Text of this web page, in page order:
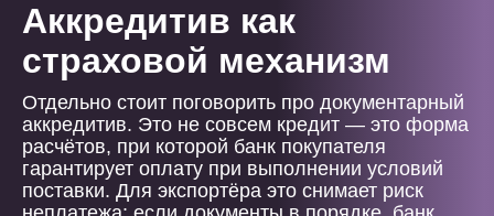
Аккредитив как
страховой механизм
Отдельно стоит поговорить про документарный
аккредитив. Это не совсем кредит — это форма
расчётов, при которой банк покупателя
гарантирует оплату при выполнении условий
поставки. Для экспортёра это снимает риск